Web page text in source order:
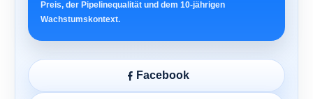
Preis, der Pipelinequalität und dem 10-jährigen
Wachstumskontext.
Facebook